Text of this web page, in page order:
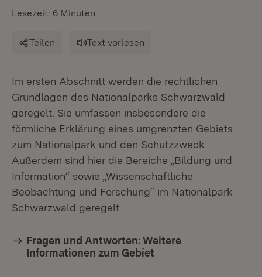
Lesezeit: 6 Minuten
Teilen Text vorlesen
Im ersten Abschnitt werden die rechtlichen
Grundlagen des Nationalparks Schwarzwald
geregelt. Sie umfassen insbesondere die
förmliche Erklärung eines umgrenzten Gebiets
zum Nationalpark und den Schutzzweck.
Außerdem sind hier die Bereiche „Bildung und
Information“ sowie „Wissenschaftliche
Beobachtung und Forschung“ im Nationalpark
Schwarzwald geregelt.
Fragen und Antworten: Weitere
Informationen zum Gebiet